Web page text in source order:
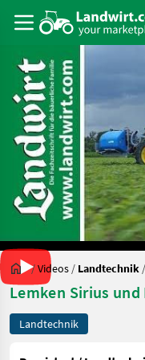
/Videos / Landtechnik /
Lemken Sirius
Landtechnik